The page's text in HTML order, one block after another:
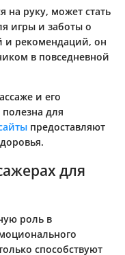
руку, может стать
игры и заботы о
и рекомендаций, он
в повседневной
и его
для
предоставляют
для
роль в
способствуют